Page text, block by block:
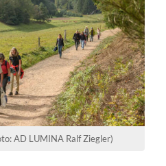
AD LUMINA Ralf Ziegler)